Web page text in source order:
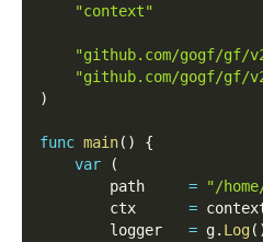
"context"
"github.com/gogf/gf/
"github.com/gogf/gf/
)
func main( )
{
var
(
        path
=
"/
        ctx
=
        logger
= g. Log(